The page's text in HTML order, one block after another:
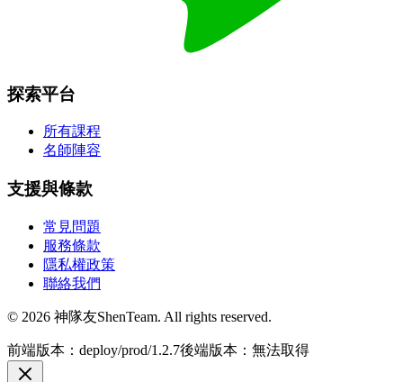
探索平台
所有課程
名師陣容
支援與條款
常見問題
服務條款
隱私權政策
聯絡我們
© 2026 神隊友ShenTeam. All rights reserved.
前端版本：deploy/prod/1.2.7後端版本：無法取得